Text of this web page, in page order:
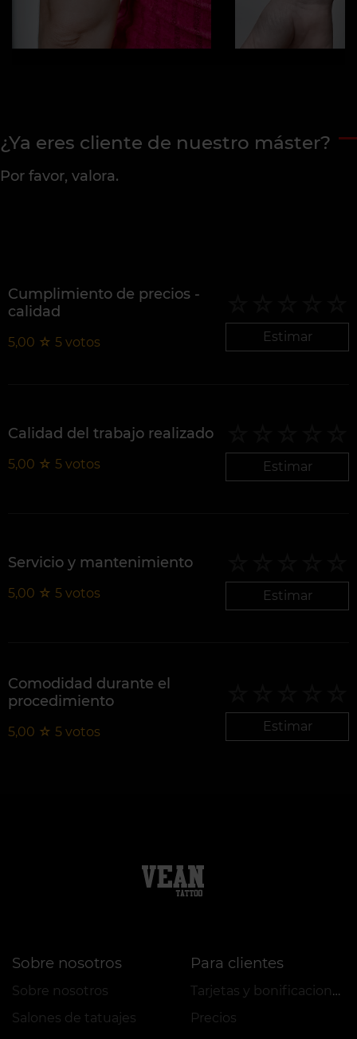
¿Ya eres cliente de nuestro máster?
Por favor, valora.
Cumplimiento de precios -
calidad
5,00 ☆ 5 votos Estimar
Calidad del trabajo realizado
5,00 ☆ 5 votos Estimar
Servicio y mantenimiento
5,00 ☆ 5 votos Estimar
Comodidad durante el
procedimiento
5,00 ☆ 5 votos Estimar
Sobre nosotros
Sobre nosotros
Salones de tatuajes
Para clientes
Tarjetas y bonificaciones
Precios